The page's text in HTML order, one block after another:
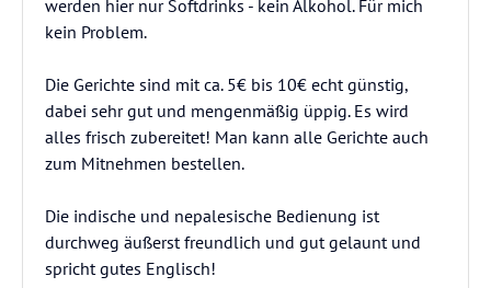
werden hier nur Softdrinks - kein Alkohol. Für mich
kein Problem.
Die Gerichte sind mit ca. 5€ bis 10€ echt günstig,
dabei sehr gut und mengenmäßig üppig. Es wird
alles frisch zubereitet! Man kann alle Gerichte auch
zum Mitnehmen bestellen.
Die indische und nepalesische Bedienung ist
durchweg äußerst freundlich und gut gelaunt und
spricht gutes Englisch!